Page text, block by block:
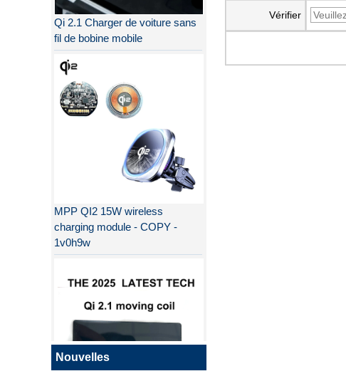
Qi 2.1 Charger de voiture sans
fil de bobine mobile
charging module - COPY -
1v0h9w
Nouvelles
Pourquoi QI2 est meilleur que
la différence entre la charge
rapide PD et la charge rapide
la différence entre la charge
Vérifier